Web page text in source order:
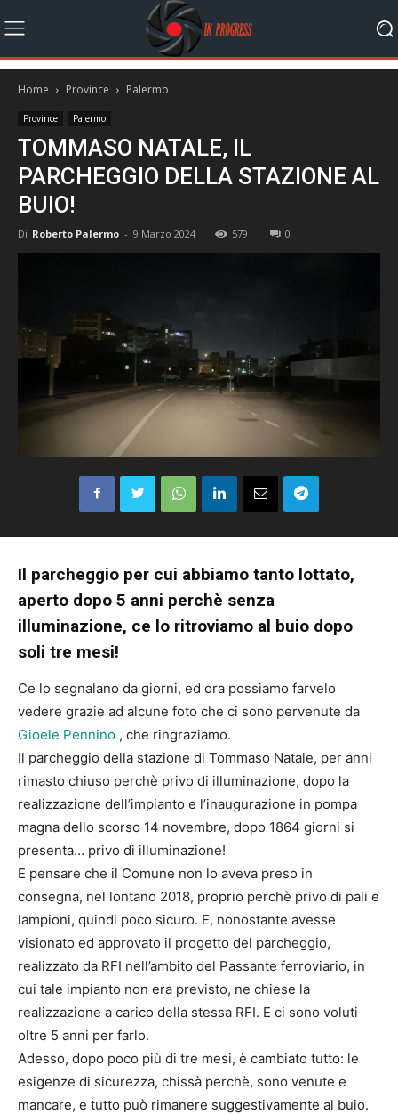
Home Province Palermo
Province Palermo
TOMMASO NATALE, IL
PARCHEGGIO DELLA STAZIONE AL
BUIO!
Di Roberto Palermo - 9 Marzo 2024 579 0
Il parcheggio per cui abbiamo tanto lottato,
aperto dopo 5 anni perchè senza
illuminazione, ce lo ritroviamo al buio dopo
soli tre mesi!
Ce lo segnalano da giorni, ed ora possiamo farvelo
vedere grazie ad alcune foto che ci sono pervenute da
Gioele Pennino , che ringraziamo.
Il parcheggio della stazione di Tommaso Natale, per anni
rimasto chiuso perchè privo di illuminazione, dopo la
realizzazione dell’impianto e l’inaugurazione in pompa
magna dello scorso 14 novembre, dopo 1864 giorni si
presenta… privo di illuminazione!
E pensare che il Comune non lo aveva preso in
consegna, nel lontano 2018, proprio perchè privo di pali e
lampioni, quindi poco sicuro. E, nonostante avesse
visionato ed approvato il progetto del parcheggio,
realizzato da RFI nell’ambito del Passante ferroviario, in
cui tale impianto non era previsto, ne chiese la
realizzazione a carico della stessa RFI. E ci sono voluti
oltre 5 anni per farlo.
Adesso, dopo poco più di tre mesi, è cambiato tutto: le
esigenze di sicurezza, chissà perchè, sono venute e
mancare, e tutto può rimanere suggestivamente al buio.